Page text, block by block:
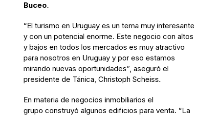
Buceo.
“El turismo en Uruguay es un tema muy interesante
y con un potencial enorme. Este negocio con altos
y bajos en todos los mercados es muy atractivo
para nosotros en Uruguay y por eso estamos
mirando nuevas oportunidades”, aseguró el
presidente de Tánica, Christoph Scheiss.
En materia de negocios inmobiliarios el
grupo construyó algunos edificios para venta. “La